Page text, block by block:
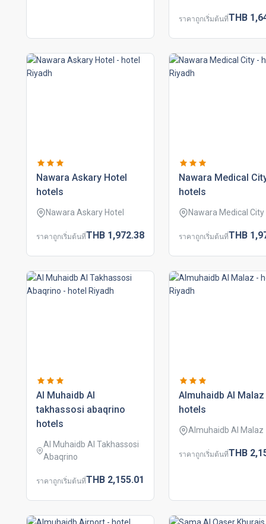
ราคาถูกเริ่มต้นที่THB
nawara askary hotel
hotels
Nawara Askary Hotel
ราคาถูกเริ่มต้นที่THB 1,972.38
nawara medical
hotels
Nawara Medical City
ราคาถูกเริ่มต้นที่THB
al muhaidb al
takhassosi abaqrino
hotels
Al Muhaidb Al Takhassosi
Abaqrino
ราคาถูกเริ่มต้นที่THB 2,155.01
almuhaidb al malaz
hotels
Almuhaidb Al Malaz
ราคาถูกเริ่มต้นที่THB